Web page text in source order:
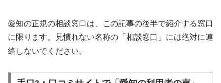
愛知の正規の相談窓口は、この記事の後半で紹介する窓口
に限ります。見慣れない名称の「相談窓口」には絶対に連
絡しないでください。